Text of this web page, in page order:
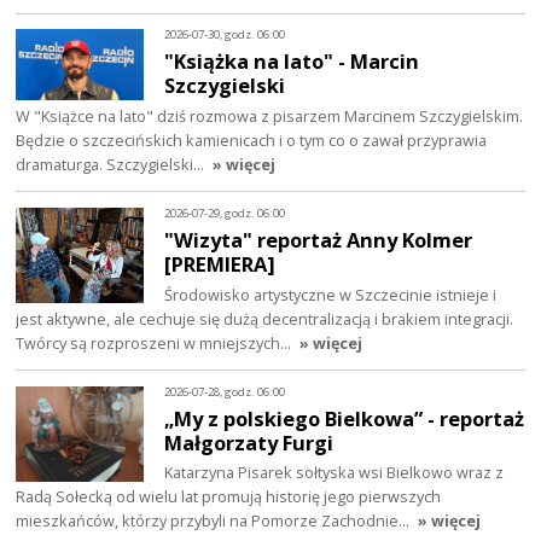
2026-07-30, godz. 06:00
"Książka na lato" - Marcin
Szczygielski
W "Książce na lato" dziś rozmowa z pisarzem Marcinem Szczygielskim.
Będzie o szczecińskich kamienicach i o tym co o zawał przyprawia
dramaturga. Szczygielski… » więcej
2026-07-29, godz. 06:00
"Wizyta" reportaż Anny Kolmer
[PREMIERA]
Środowisko artystyczne w Szczecinie istnieje i
jest aktywne, ale cechuje się dużą decentralizacją i brakiem integracji.
Twórcy są rozproszeni w mniejszych… » więcej
2026-07-28, godz. 06:00
„My z polskiego Bielkowa” - reportaż
Małgorzaty Furgi
Katarzyna Pisarek sołtyska wsi Bielkowo wraz z
Radą Sołecką od wielu lat promują historię jego pierwszych
mieszkańców, którzy przybyli na Pomorze Zachodnie… » więcej